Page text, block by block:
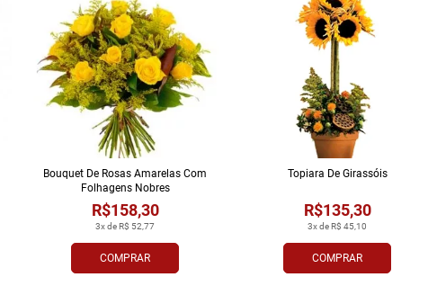
COMPRAR
3x de R$ 52,77
R$158,30
Bouquet De Rosas Amarelas Com
Folhagens Nobres
COMPRAR
3x de R$ 45,10
R$135,30
Topiara De Girassóis